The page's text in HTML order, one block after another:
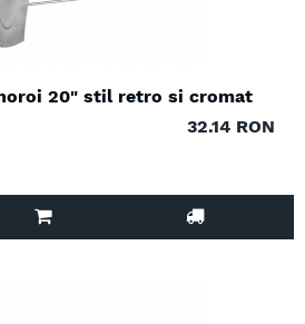
20" stil retro si cromat
32.14 RON